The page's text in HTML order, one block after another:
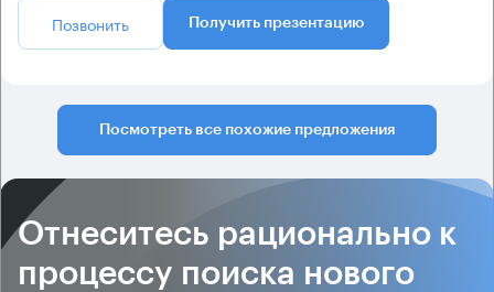
Позвонить Получить презентацию
Посмотреть все похожие предложения
Отнеситесь рационально к
процессу поиска нового